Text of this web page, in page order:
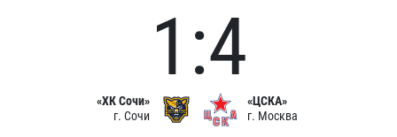
«ХК Сочи»
г. Сочи
1:4
«ЦСКА»
г. Москва